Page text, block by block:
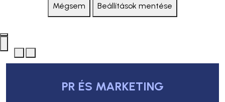
Mégsem Beállítások mentése
PR ÉS MARKETING